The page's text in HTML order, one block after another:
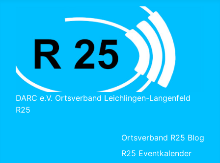
DARC e.V. Ortsverband Leichlingen-Langenfeld
R25
Ortsverband R25 Blog
R25 Eventkalender